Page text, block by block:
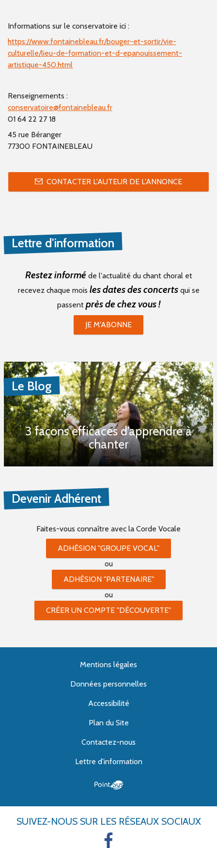
Informations sur le conservatoire ici :
https://www.fontainebleau.fr/bouger-et-sortir/vie-
culturelle/lieu-de-formation-et-d-epanouissement-
artistique-450.html
Renseignements :
conservatoire@fontainebleau.fr
01 64 22 27 18
45 rue Béranger
77300 FONTAINEBLEAU
CONTACTER L'AUTEUR DE L'ANNONCE
Lettre d'information
Restez informé de l'actualité du chant choral et
recevez chaque mois les dates des concertsqui se
passent près de chez vous !
JE M'ABONNE
Le Blog
3 façons efficaces d’apprendre à
chanter
Devenir Adhérent
Faites-vous connaître avec la Corde Vocale
ADHÉSION "GROUPE VOCAL"
ou
ADHÉSION "PARTENAIRE"
ou
CRÉER UN COMPTE "DÉCOUVERTE"
Mentions légales
Données personnelles
Accessibilité
Plan du Site
Contactez-nous
Lettre d'information
SUIVEZ-NOUS SUR LES RÉSEAUX SOCIAUX